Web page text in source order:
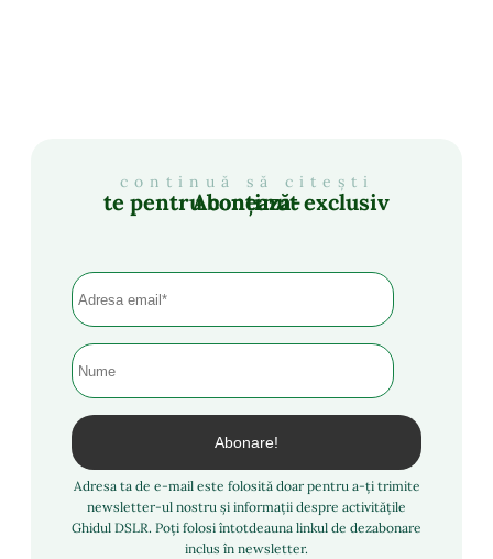
continuă să citești
Abonează-te pentru conținut exclusiv
Adresa ta de e-mail este folosită doar pentru a-ți trimite
newsletter-ul nostru și informații despre activitățile
Ghidul DSLR. Poți folosi întotdeauna linkul de dezabonare
inclus în newsletter.